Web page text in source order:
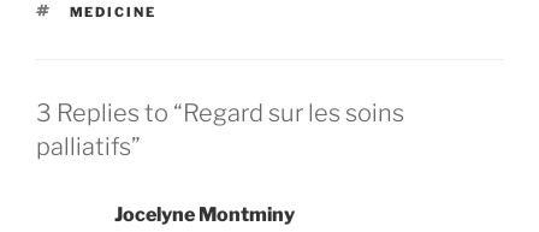
TAGS
MEDICINE
3 Replies to “Regard sur les soins
palliatifs”
Jocelyne Montminy